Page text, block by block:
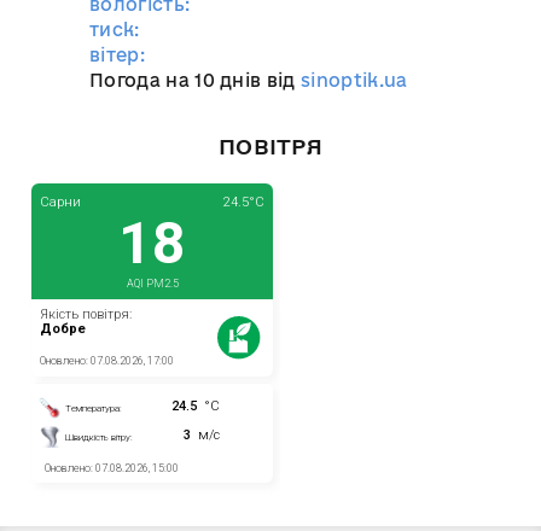
тиск:
вітер:
Погода на 10 днів відsinoptik.ua
ПОВІТРЯ